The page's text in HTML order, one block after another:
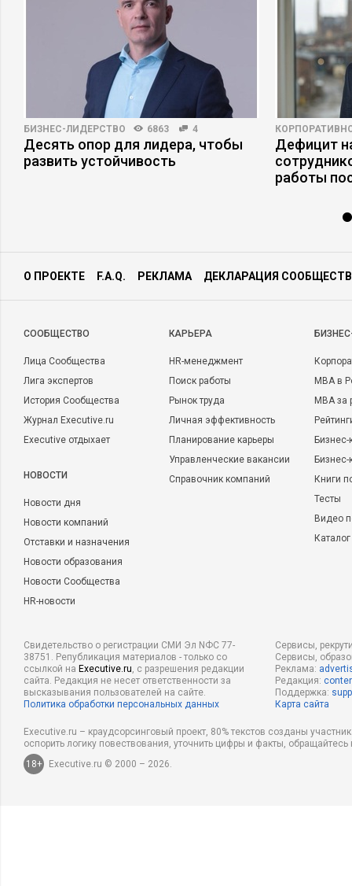
БИЗНЕС-ЛИДЕРСТВО 6863 4
Десять опор для лидера, чтобы
развить устойчивость
Дефицит
работы
О ПРОЕКТЕ F.A.Q. РЕКЛАМА ДЕКЛАРАЦИЯ
CООБЩЕСТВО
Лица Сообщества
Лига экспертов
История Сообщества
Журнал Executive.ru
Executive отдыхает
НОВОСТИ
Новости дня
Новости компаний
Отставки и назначения
Новости образования
Новости Сообщества
HR-новости
КАРЬЕРА
HR-менеджмент
Поиск работы
Рынок труда
Личная эффективность
Планирование карьеры
Управленческие вакансии
Справочник компаний
MBA в
MBA
Бизнес-
Книги
Тесты
Видео
Свидетельство о регистрации СМИ Эл NФС 77-
38751. Републикация материалов - только со
ссылкой на Executive.ru, с разрешения редакции
сайта. Редакция не несет ответственности за
высказывания пользователей на сайте.
Политика обработки персональных данных
Сервисы,
Сервисы,
Реклама:
Редакция:
Поддержка:
Карта сайта
Executive.ru – краудсорсинговый проект, 80% текстов созданы
оспорить логику повествования, уточнить цифры и факты,
18+
Executive.ru © 2000 – 2026.